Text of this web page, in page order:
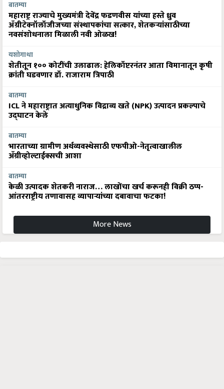
बातम्या
महाराष्ट्र राज्याचे मुख्यमंत्री देवेंद्र फडणवीस यांच्या हस्ते ध्रुव
ॲग्रीटेक्नॉलॉजीजच्या संस्थापकांचा सत्कार, शेतकऱ्यांसाठीच्या
नवसंशोधनाला मिळाली नवी ओळख!
यशोगाथा
शेतीतून १०० कोटींची उलाढाल: हेलिकॉप्टरनंतर आता विमानातून कृषी
क्रांती घडवणार डॉ. राजाराम त्रिपाठी
बातम्या
ICL ने महाराष्ट्रात अत्याधुनिक विद्राव्य खते (NPK) उत्पादन प्रकल्पाचे
उद्घाटन केले
बातम्या
भारताच्या ग्रामीण अर्थव्यवस्थेसाठी एफपीओ-नेतृत्वाखालील
अ‍ॅग्रीव्होल्टाईक्सची आशा
बातम्या
केळी उत्पादक शेतकरी नाराज… लाखोंचा खर्च करूनही विक्री ठप्प-
आंतरराष्ट्रीय तणावासह व्यापाऱ्यांच्या दबावाचा फटका!
More News